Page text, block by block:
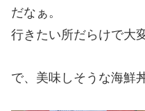
だなぁ。
行きたい所だらけで大
で、美味しそうな海鮮